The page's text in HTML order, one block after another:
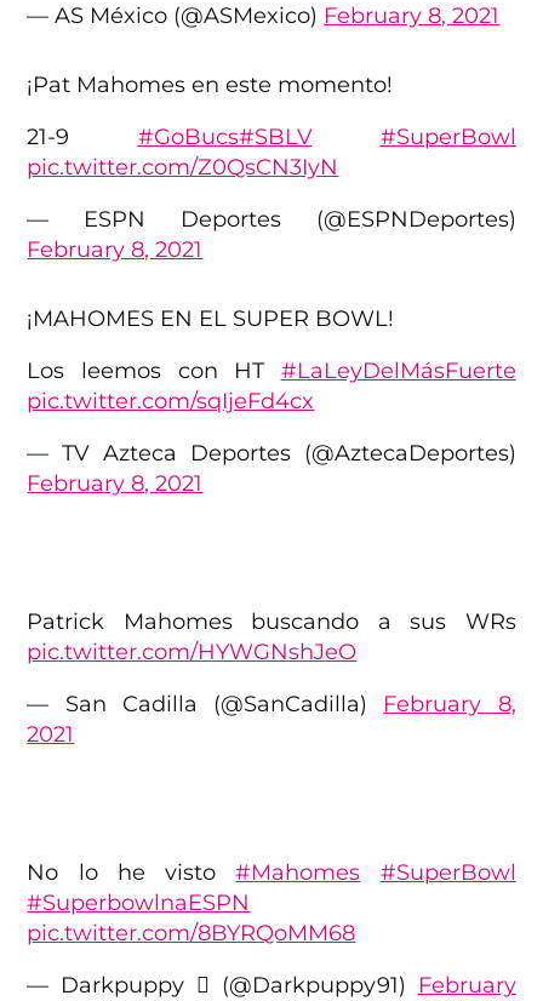
— AS México (@ASMexico) February 8, 2021
¡Pat Mahomes en este momento!
21-9 #GoBucs#SBLV
#SuperBowl
pic.twitter.com/Z0QsCN3IyN
— ESPN Deportes (@ESPNDeportes)
February 8, 2021
¡MAHOMES EN EL SUPER BOWL!
Los leemos con HT #LaLeyDelMásFuerte
pic.twitter.com/sqIjeFd4cx
— TV Azteca Deportes (@AztecaDeportes)
February 8, 2021
Patrick Mahomes buscando a sus WRs
pic.twitter.com/HYWGNshJeO
— San Cadilla (@SanCadilla) February 8,
2021
No lo he visto#Mahomes
#SuperBowl
#SuperbowlnaESPN
pic.twitter.com/8BYRQoMM68
— Darkpuppy  (@Darkpuppy91)
February